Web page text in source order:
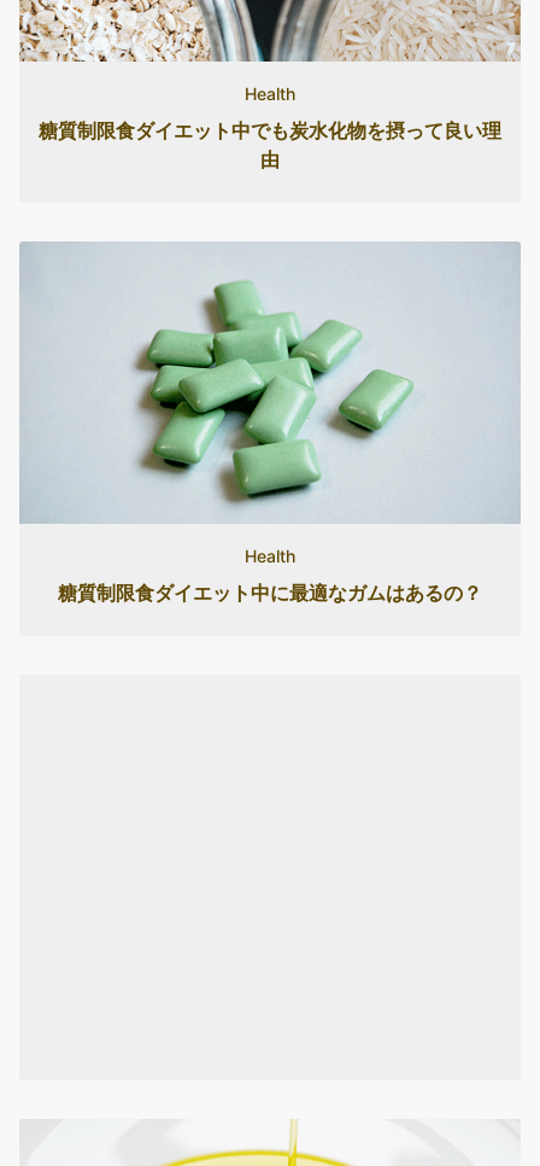
Health
糖質制限食ダイエット中でも炭水化物を摂って良い理
由
Health
糖質制限食ダイエット中に最適なガムはあるの？